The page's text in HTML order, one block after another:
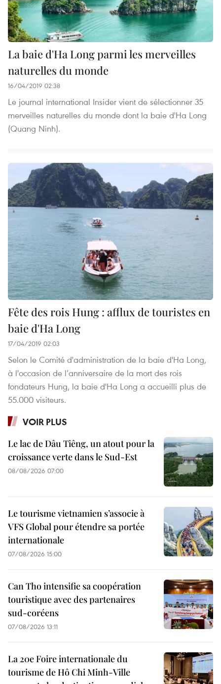
La baie d'Ha Long parmi les merveilles
naturelles du monde
16/04/2019 02:38
Le journal international Insider vient de sélectionner 35
merveilles naturelles du monde dont la baie d'Ha Long
(Quang Ninh).
Fête des rois Hung : afflux de touristes en
baie d'Ha Long
17/04/2019 02:03
Selon le Comité d'administration de la baie d'Ha Long,
à l'occasion de l’anniversaire de la mort des rois
fondateurs Hung, la baie d'Ha Long a accueilli plus de
55.000 visiteurs.
VOIR PLUS
Le lac de Dâu Tiêng, un atout pour la
croissance verte dans le Sud-Est
08/08/2026 07:00
Le tourisme vietnamien s’associe à
VFS Global pour étendre sa portée
internationale
07/08/2026 15:00
Can Tho intensifie sa coopération
touristique avec des partenaires
sud-coréens
07/08/2026 13:11
La 20e Foire internationale du
tourisme de Hô Chi Minh-Ville